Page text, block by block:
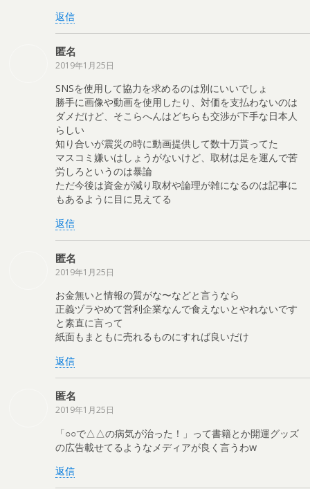
返信
匿名
2019年1月25日
SNSを使用して協力を求めるのは別にいいでしょ
勝手に画像や動画を使用したり、対価を支払わないのは
ダメだけど、そこらへんはどちらも交渉が下手な日本人
らしい
知り合いが震災の時に動画提供して数十万貰ってた
マスコミ嫌いはしょうがないけど、取材は足を運んで苦
労しろというのは暴論
ただ今後は資金が減り取材や論理が雑になるのは記事に
もあるように目に見えてる
返信
匿名
2019年1月25日
お金無いと情報の質がな〜などと言うなら
正義ヅラやめて営利企業なんで食えないとやれないです
と素直に言って
紙面もまともに売れるものにすれば良いだけ
返信
匿名
2019年1月25日
「○○で△△の病気が治った！」って書籍とか開運グッズ
の広告載せてるようなメディアが良く言うわw
返信